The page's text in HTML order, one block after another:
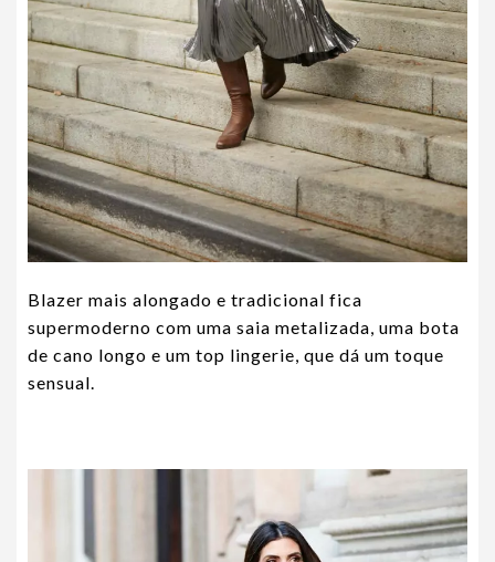
Blazer mais alongado e tradicional fica
supermoderno com uma saia metalizada, uma bota
de cano longo e um top lingerie, que dá um toque
sensual.